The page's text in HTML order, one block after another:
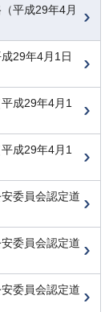
平成29年4月
29年4月1日
成29年4月1
成29年4月1
委員会認定道
委員会認定道
委員会認定道